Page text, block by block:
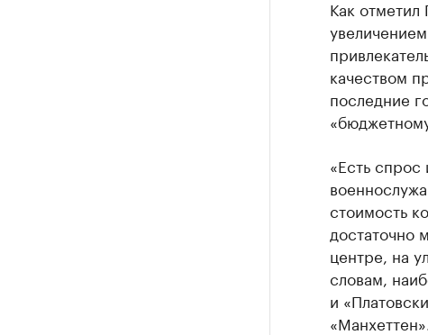
Как
качеством
последние
«Есть
стоимость
достаточно
центре, на
словам,
и
«Манхеттен».